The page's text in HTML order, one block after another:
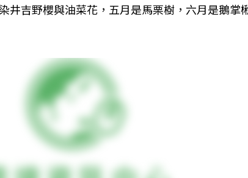
井吉野櫻與油菜花，五月是馬栗樹，六月是鵝掌